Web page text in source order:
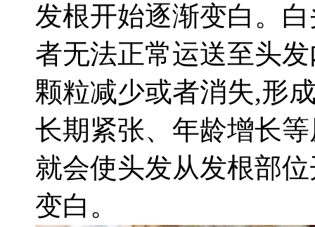
发根开始逐渐变白。
者无法正常运送至头
颗粒减少或者消失,形
长期紧张、年龄增长
就会使头发从发根部
变白。